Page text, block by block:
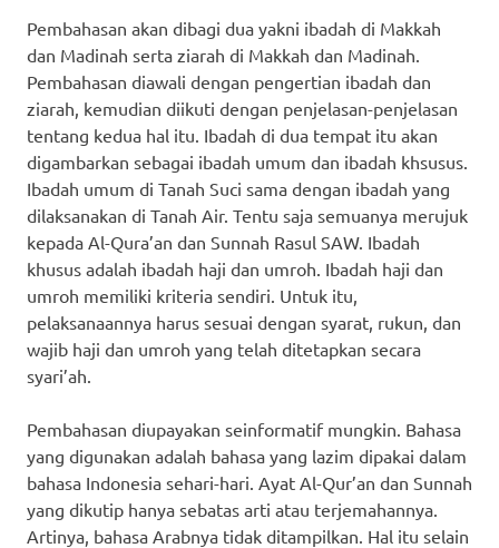
Pembahasan akan dibagi dua yakni ibadah di Makkah
dan Madinah serta ziarah di Makkah dan Madinah.
Pembahasan diawali dengan pengertian ibadah dan
ziarah, kemudian diikuti dengan penjelasan-penjelasan
tentang kedua hal itu. Ibadah di dua tempat itu akan
digambarkan sebagai ibadah umum dan ibadah khsusus.
Ibadah umum di Tanah Suci sama dengan ibadah yang
dilaksanakan di Tanah Air. Tentu saja semuanya merujuk
kepada Al-Qura’an dan Sunnah Rasul SAW. Ibadah
khusus adalah ibadah haji dan umroh. Ibadah haji dan
umroh memiliki kriteria sendiri. Untuk itu,
pelaksanaannya harus sesuai dengan syarat, rukun, dan
wajib haji dan umroh yang telah ditetapkan secara
syari’ah.
Pembahasan diupayakan seinformatif mungkin. Bahasa
yang digunakan adalah bahasa yang lazim dipakai dalam
bahasa Indonesia sehari-hari. Ayat Al-Qur’an dan Sunnah
yang dikutip hanya sebatas arti atau terjemahannya.
Artinya, bahasa Arabnya tidak ditampilkan. Hal itu selain